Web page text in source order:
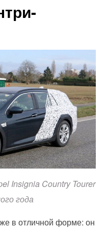
Insignia Country Tourer
года
в отличной форме: он